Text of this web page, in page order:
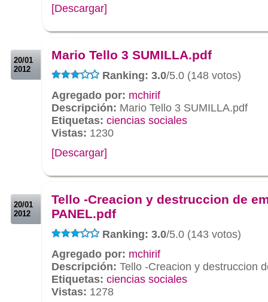
[Descargar]
20/01
2012
Mario Tello 3 SUMILLA.pdf
Ranking: 3.0/5.0 (148 votos)
Agregado por: mchirif
Descripción: Mario Tello 3 SUMILLA.pdf
Etiquetas: ciencias sociales
Vistas: 1230
[Descargar]
20/01
2012
Tello -Creacion y destruccion de
PANEL.pdf
Ranking: 3.0/5.0 (143 votos)
Agregado por: mchirif
Descripción: Tello -Creacion y destruccion
Etiquetas: ciencias sociales
Vistas: 1278